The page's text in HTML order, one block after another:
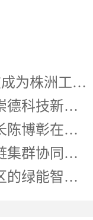
占比81.9%！园区正在成为株洲工业...
新质生产力在高新丨崇德科技新型...
长沙市委副书记、市长陈博彰在湖南...
郴州高新区四大产业链集群协同发...
永州：打造面向大湾区的绿能智算先...